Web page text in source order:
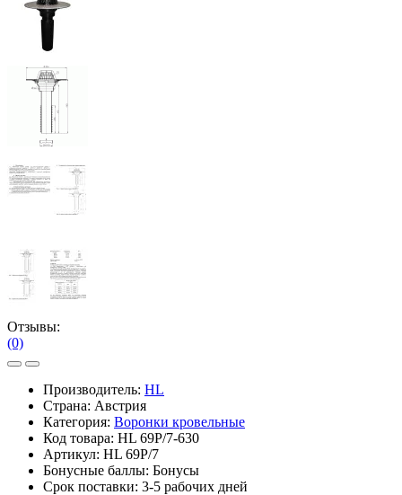
Отзывы:
(0)
Производитель: HL
Страна: Австрия
Категория: Воронки кровельные
Код товара: HL 69P/7-630
Артикул: HL 69P/7
Бонусные баллы: Бонусы
Срок поставки: 3-5 рабочих дней